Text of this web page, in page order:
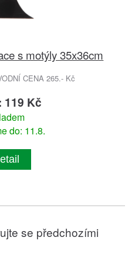
s motýly 35x36cm
CENA 265.- Kč
119 Kč
do: 11.8.
se předchozími